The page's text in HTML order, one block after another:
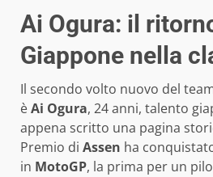
Ai Ogura: il
Giappone nella
Il secondo volto nuovo del
èAi Ogura, 24 anni, talento
appena scritto una pagina
Premio di Assen ha
in MotoGP, la prima per un